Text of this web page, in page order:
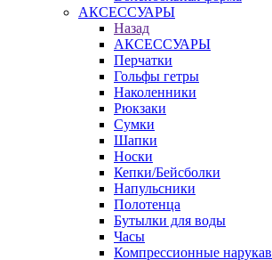
АКСЕССУАРЫ
Назад
АКСЕССУАРЫ
Перчатки
Гольфы гетры
Наколенники
Рюкзаки
Сумки
Шапки
Носки
Кепки/Бейсболки
Напульсники
Полотенца
Бутылки для воды
Часы
Компрессионные